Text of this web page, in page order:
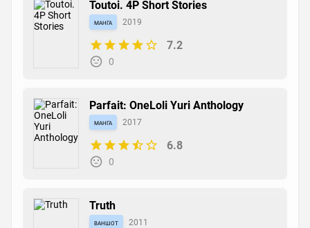
Toutoi. 4P Short Stories
манга 2019
7.2
0
Parfait: OneLoli Yuri Anthology
манга 2017
6.8
0
Truth
ваншот 2011